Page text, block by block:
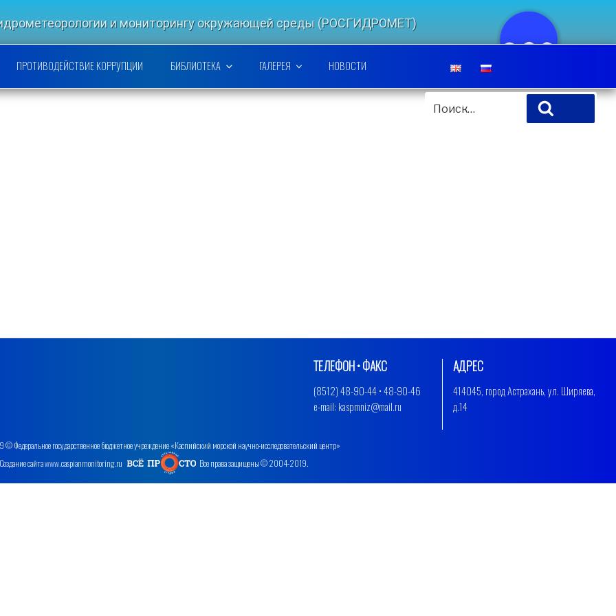
и мониторингу окружающей среды (РОСГИДРОМЕТ)
НАУЧНО-ИССЛЕДОВАТЕЛЬСКИЙ ЦЕНТР
ПРОТИВОДЕЙСТВИЕ КОРРУПЦИИ БИБЛИОТЕКА ГАЛЕРЕЯ НОВОСТИ
ИСКАТЬ:
АДРЕС
414045, город Астрахань, ул. Ширяева,
д.14
ТЕЛЕФОН • ФАКС
(8512) 48-90-44 • 48-90-46
e-mail: kaspmniz@mail.ru
Федеральное государственное бюджетное учреждение «Каспийский морской научно-исследовательский центр»
Создание сайта www.caspianmonitoring.ru
Все права защищены © 2004-2019.